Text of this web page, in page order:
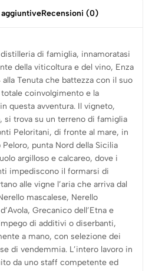
Recensioni (0)
di famiglia, innamoratasi
della viticoltura e del vino, Enza
Tenuta che battezza con il suo
coinvolgimento e la
questa avventura. Il vigneto,
si trova su un terreno di famiglia
Peloritani, di fronte al mare, in
punta Nord della Sicilia
argilloso e calcareo, dove i
impediscono il formarsi di
alle vigne l’aria che arriva dal
mascalese, Nerello
Grecanico dell’Etna e
di additivi o diserbanti,
a mano, con selezione dei
di vendemmia. L’intero lavoro in
da uno staff competente ed